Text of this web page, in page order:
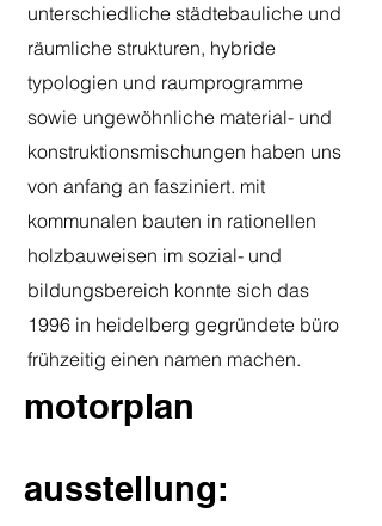
unterschiedliche städtebauliche und
räumliche strukturen, hybride
typologien und raumprogramme
sowie ungewöhnliche material- und
konstruktionsmischungen haben uns
von anfang an fasziniert. mit
kommunalen bauten in rationellen
holzbauweisen im sozial- und
bildungsbereich konnte sich das
1996 in heidelberg gegründete büro
frühzeitig einen namen machen.
motorplan
ausstellung: